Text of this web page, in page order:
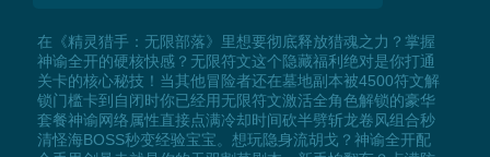
在《精灵猎手：无限部落》里想要彻底释放猎魂之力？掌握
神谕全开的硬核快感？无限符文这个隐藏福利绝对是你打通
关卡的核心秘技！当其他冒险者还在墓地副本被4500符文解
锁门槛卡到自闭时你已经用无限符文激活全角色解锁的豪华
套餐神谕网络属性直接点满冷却时间砍半劈斩龙卷风组合秒
清怪海BOSS秒变经验宝宝。想玩隐身流胡戈？神谕全开配